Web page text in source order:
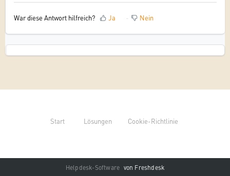
War diese Antwort hilfreich? Ja Nein
Start Lösungen Cookie-Richtlinie
Helpdesk-Software von Freshdesk